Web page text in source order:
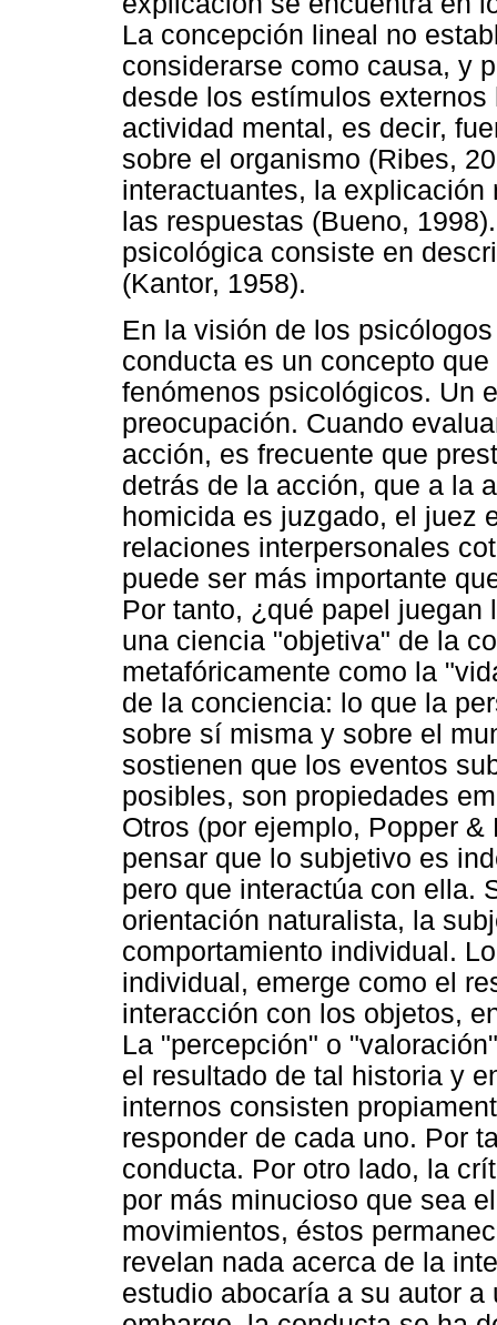
La concepción lineal no
considerarse como causa, y
desde los estímulos
actividad mental, es decir,
sobre el organismo (Ribes,
interactuantes, la
las respuestas (Bueno,
psicológica consiste en
(Kantor, 1958).
En la visión de los
conducta es un concepto
fenómenos psicológicos. Un
preocupación. Cuando
acción, es frecuente que
detrás de la acción, que a la
homicida es juzgado, el juez
relaciones interpersonales
puede ser más importante
Por tanto, ¿qué papel
una ciencia "objetiva" de la
metafóricamente como la
de la conciencia: lo que la
sobre sí misma y sobre el
sostienen que los eventos
posibles, son propiedades
Otros (por ejemplo, Popper
pensar que lo subjetivo es
pero que interactúa con ella.
orientación naturalista, la
comportamiento individual.
individual, emerge como el
interacción con los objetos,
La "percepción" o
el resultado de tal historia y
internos consisten
responder de cada uno. Por
conducta. Por otro lado, la
por más minucioso que sea
movimientos, éstos
revelan nada acerca de la
estudio abocaría a su autor